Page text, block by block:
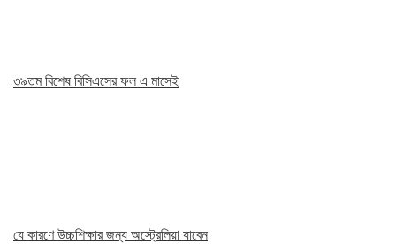
৩৯তম বিশেষ বিসিএসের ফল এ মাসেই
যে কারণে উচ্চশিক্ষার জন্য অস্ট্রেলিয়া যাবেন